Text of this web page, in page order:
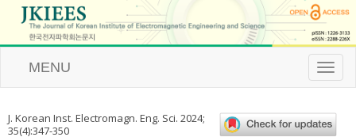
T
o
l
MENU
J. Korean Inst. Electromagn. Eng. Sci. 2024;
35(4):347-350